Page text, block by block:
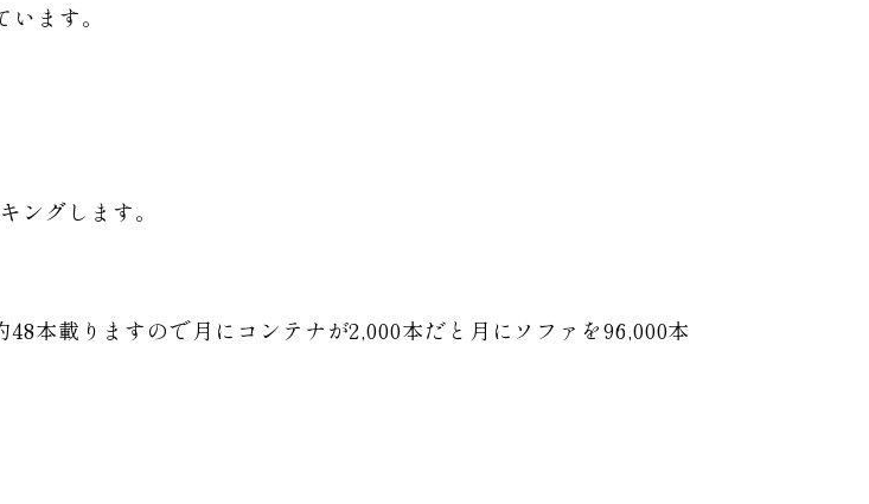
ます。
ングします。
本載りますので月にコンテナが2,000本だと月にソファを96,000本